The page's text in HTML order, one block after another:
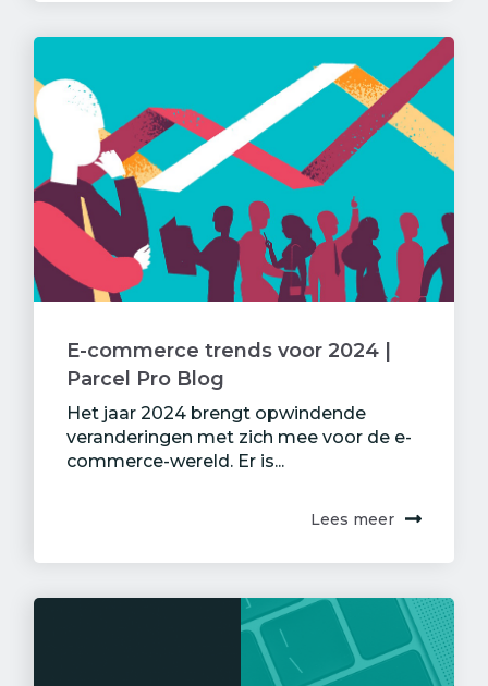
E-commerce trends voor 2024 |
Parcel Pro Blog
Het jaar 2024 brengt opwindende
veranderingen met zich mee voor de e-
commerce-wereld. Er is...
Lees meer